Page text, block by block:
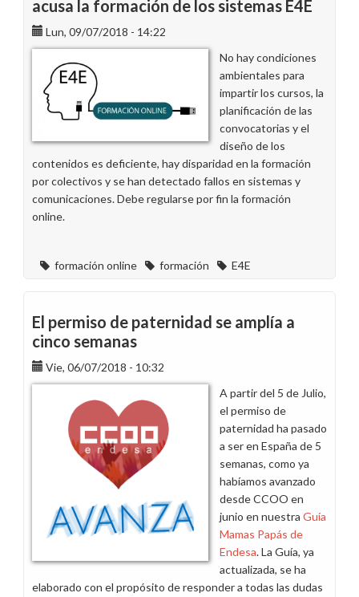
acusa la formación de los sistemas E4E
Lun, 09/07/2018 - 14:22
No hay condiciones
ambientales para
impartir los cursos, la
planificación de las
convocatorias y el
diseño de los
contenidos es deficiente, hay disparidad en la formación
por colectivos y se han detectado fallos en sistemas y
comunicaciones. Debe regularse por fin la formación
online.
formación online formación E4E
El permiso de paternidad se amplía a
cinco semanas
Vie, 06/07/2018 - 10:32
A partir del 5 de Julio,
el permiso de
paternidad ha pasado
a ser en España de 5
semanas, como ya
habíamos avanzado
desde CCOO en
junio en nuestra Guía
Mamas Papás de
Endesa. La Guía, ya
actualizada, se ha
elaborado con el propósito de responder a todas las dudas